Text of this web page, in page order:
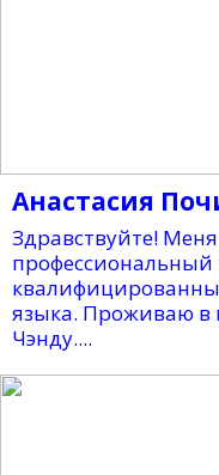
Анастасия
Здравствуйте! Меня
профессиональный
языка. Проживаю в
Чэнду....